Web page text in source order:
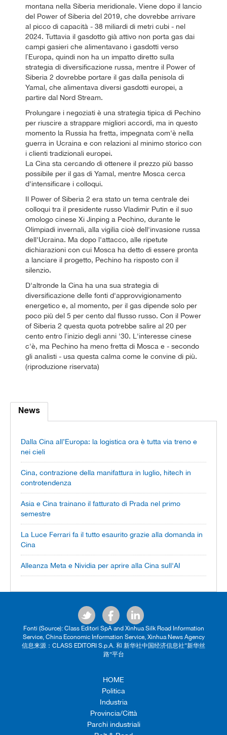
montana nella Siberia meridionale. Viene dopo il lancio
del Power of Siberia del 2019, che dovrebbe arrivare
al picco di capacità - 38 miliardi di metri cubi - nel
2024. Tuttavia il gasdotto già attivo non porta gas dai
campi gasieri che alimentavano i gasdotti verso
l`Europa, quindi non ha un impatto diretto sulla
strategia di diversificazione russa, mentre il Power of
Siberia 2 dovrebbe portare il gas dalla penisola di
Yamal, che alimentava diversi gasdotti europei, a
partire dal Nord Stream.
Prolungare i negoziati è una strategia tipica di Pechino
per riuscire a strappare migliori accordi, ma in questo
momento la Russia ha fretta, impegnata com'è nella
guerra in Ucraina e con relazioni al minimo storico con
i clienti tradizionali europei.
La Cina sta cercando di ottenere il prezzo più basso
possibile per il gas di Yamal, mentre Mosca cerca
d'intensificare i colloqui.
Il Power of Siberia 2 era stato un tema centrale dei
colloqui tra il presidente russo Vladimir Putin e il suo
omologo cinese Xi Jinping a Pechino, durante le
Olimpiadi invernali, alla vigilia cioè dell'invasione russa
dell'Ucraina. Ma dopo l'attacco, alle ripetute
dichiarazioni con cui Mosca ha detto di essere pronta
a lanciare il progetto, Pechino ha risposto con il
silenzio.
D'altronde la Cina ha una sua strategia di
diversificazione delle fonti d'approvvigionamento
energetico e, al momento, per il gas dipende solo per
poco più del 5 per cento dal flusso russo. Con il Power
of Siberia 2 questa quota potrebbe salire al 20 per
cento entro l`inizio degli anni '30. L'interesse cinese
c'è, ma Pechino ha meno fretta di Mosca e - secondo
gli analisti - usa questa calma come le convine di più.
(riproduzione riservata)
News
Dalla Cina all’Europa: la logistica ora è tutta via treno e
nei cieli
Cina, contrazione della manifattura in luglio, hitech in
controtendenza
Asia e Cina trainano il fatturato di Prada nel primo
semestre
La Luce Ferrari fa il tutto esaurito grazie alla domanda in
Cina
Alleanza Meta e Nividia per aprire alla Cina sull'AI
Fonti (Source): Class Editori SpA and Xinhua Silk Road Information
Service, China Economic Information Service, Xinhua News Agency
信息来源：CLASS EDITORI S.p.A. 和 新华社中国经济信息社“新华丝
路”平台
HOME
Politica
Industria
Provincia/Città
Parchi industriali